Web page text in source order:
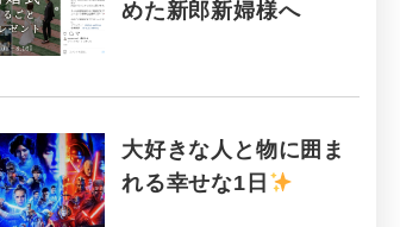
めた新郎新婦様へ
大好きな人と物に囲ま
れる幸せな1日